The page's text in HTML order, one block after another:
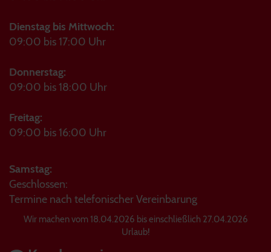
Dienstag bis Mittwoch:
09:00 bis 17:00 Uhr
Donnerstag:
09:00 bis 18:00 Uhr
Freitag:
09:00 bis 16:00 Uhr
Samstag:
Geschlossen:
Termine nach telefonischer Vereinbarung
Wir machen vom 18.04.2026 bis einschließlich 27.04.2026
Urlaub!